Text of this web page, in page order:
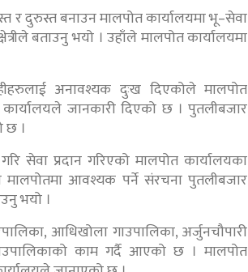
र दुरुस्त बनाउन मालपोत कार्यालयमा भू–सेवा
बताउनु भयो । उहाँले मालपोत कार्यालयमा
अनावश्यक दुःख दिएकोले मालपोत
जानकारी दिएको छ । पुतलीबजार
छ ।
सेवा प्रदान गरिएको मालपोत कार्यालयका
आवश्यक पर्ने संरचना पुतलीबजार
भयो ।
आधिखोला गाउपालिका, अर्जुनचौपारी
काम गर्दै आएको छ । मालपोत